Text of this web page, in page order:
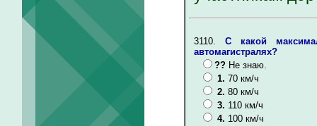
3110. С какой
автомагистралях?
?? Не знаю.
1. 70 км/ч
2. 80 км/ч
3. 110 км/ч
4. 100 км/ч